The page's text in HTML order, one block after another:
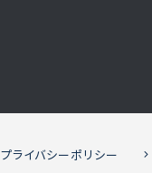
プライバシーポリシー